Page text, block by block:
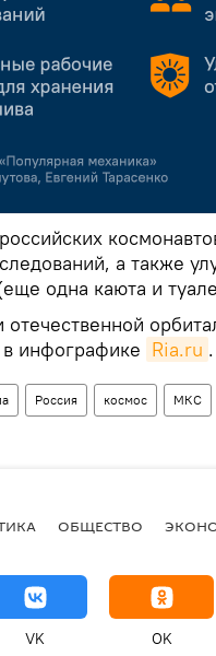
а также
одна каюта и
отечественной
инфографике Ria.ru .
Россия космос МКС
ОБЩЕСТВО
VK OK